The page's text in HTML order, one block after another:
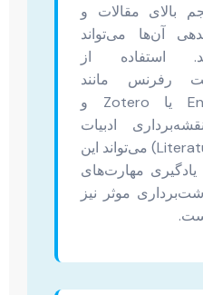
بالای مقالات و
آن‌ها می‌تواند
استفاده از
رفرنس مانند
EndNote، Mendeley یا Zotero و
ادبیات
(Literature Mapping Tools) می‌تواند این
یادگیری مهارت‌های
موثر نیز